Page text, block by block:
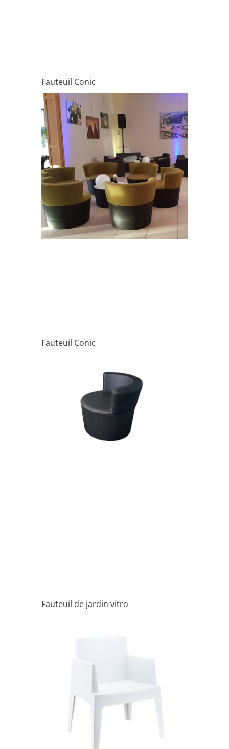
Fauteuil Conic
Fauteuil Conic
Fauteuil de jardin vitro